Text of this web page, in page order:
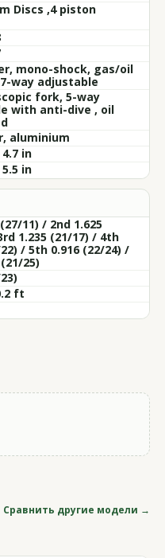
Discs ,4 piston
mono-shock, gas/oil
way adjustable
fork, 5-way
with anti-dive , oil
aluminium
in
in
11) / 2nd 1.625
1.235 (21/17) / 4th
/ 5th 0.916 (22/24) /
25)
ft
Сравнить другие модели →